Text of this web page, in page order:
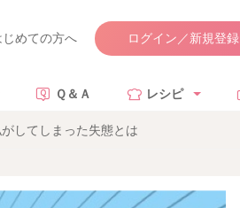
じめての方へ ログイン／新規登録
Ｑ＆Ａ レシピ
してしまった失態とは